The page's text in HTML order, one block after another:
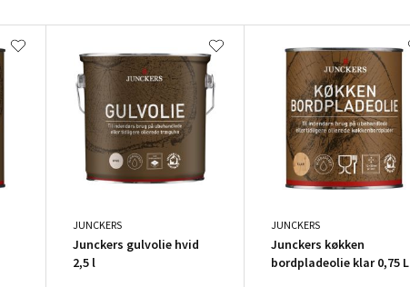
JUNCKERS
Junckers gulvolie hvid
2,5 l
JUNCKERS
Junckers køkken
bordpladeolie klar 0,75 L